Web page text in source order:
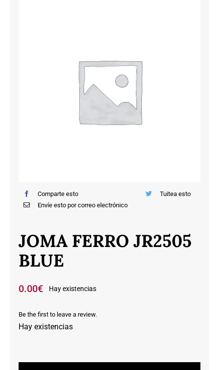
Comparte esto
Tuitea esto
Envíe esto por correo electrónico
JOMA FERRO JR2505
BLUE
0.00€ Hay existencias
Be the first to leave a review.
Hay existencias